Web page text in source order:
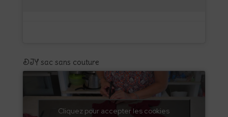
DIY sac sans couture
Cliquez pour accepter les cookies